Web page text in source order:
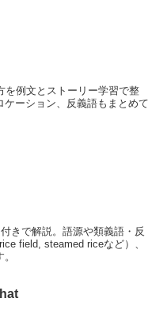
を例文とストーリー学習で整
ーション、反義語もまとめて
きで解説。語源や類義語・反
field, steamed riceなど）、